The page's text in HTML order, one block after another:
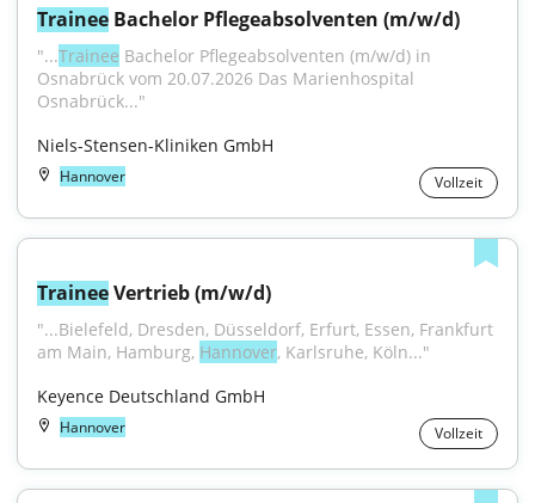
Trainee Bachelor Pflegeabsolventen (m/w/d)
"...Trainee Bachelor Pflegeabsolventen (m/w/d) in
Osnabrück vom 20.07.2026 Das Marienhospital
Osnabrück..."
Niels-Stensen-Kliniken GmbH
Hannover Vollzeit
Trainee Vertrieb (m/w/d)
"...Bielefeld, Dresden, Düsseldorf, Erfurt, Essen, Frankfurt
am Main, Hamburg, Hannover, Karlsruhe, Köln..."
Keyence Deutschland GmbH
Hannover Vollzeit